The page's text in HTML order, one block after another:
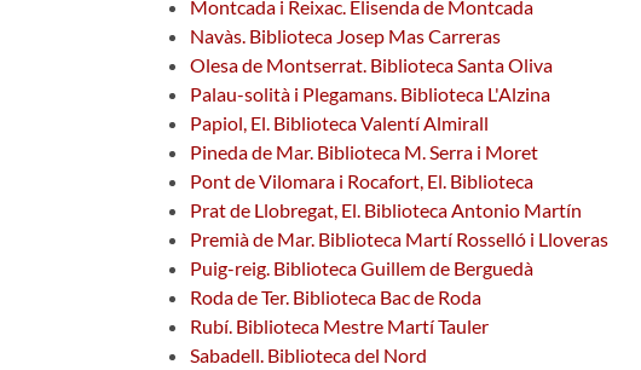
Montcada i Reixac. Elisenda de Montcada
Navàs. Biblioteca Josep Mas Carreras
Olesa de Montserrat. Biblioteca Santa Oliva
Palau-solità i Plegamans. Biblioteca L'Alzina
Papiol, El. Biblioteca Valentí Almirall
Pineda de Mar. Biblioteca M. Serra i Moret
Pont de Vilomara i Rocafort, El. Biblioteca
Prat de Llobregat, El. Biblioteca Antonio Martín
Premià de Mar. Biblioteca Martí Rosselló i Lloveras
Puig-reig. Biblioteca Guillem de Berguedà
Roda de Ter. Biblioteca Bac de Roda
Rubí. Biblioteca Mestre Martí Tauler
Sabadell. Biblioteca del Nord